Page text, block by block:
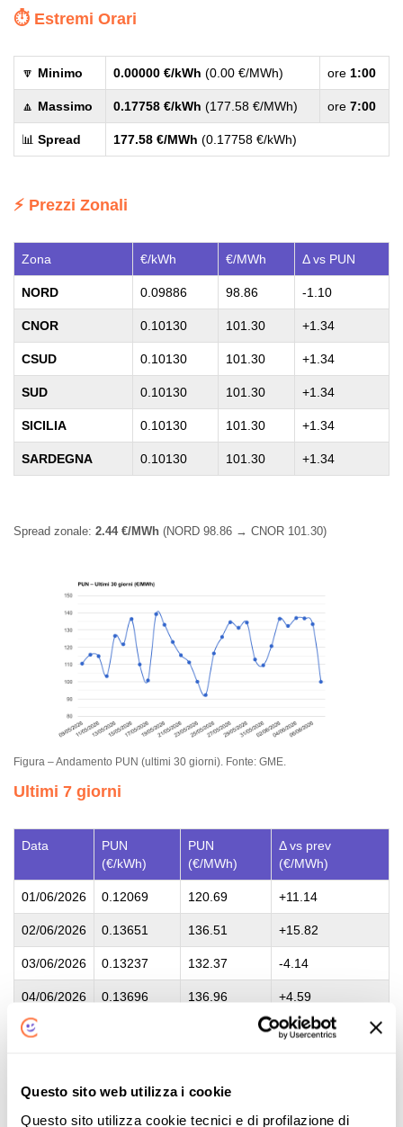
Questo sito web utilizza i cookie
Questo sito utilizza cookie tecnici e di profilazione di
⏱️ Estremi Orari
🔽 Minimo 0.00000 €/kWh (0.00 €/MWh) ore 1:00
🔼 Massimo 0.17758 €/kWh (177.58 €/MWh) ore 7:00
📊 Spread 177.58 €/MWh (0.17758 €/kWh)
⚡ Prezzi Zonali
Zona €/kWh €/MWh Δ vs PUN
NORD 0.09886 98.86 -1.10
CNOR 0.10130 101.30 +1.34
CSUD 0.10130 101.30 +1.34
SUD 0.10130 101.30 +1.34
SICILIA 0.10130 101.30 +1.34
SARDEGNA 0.10130 101.30 +1.34
Spread zonale: 2.44 €/MWh (NORD 98.86 → CNOR 101.30)
Figura – Andamento PUN (ultimi 30 giorni). Fonte: GME.
Ultimi 7 giorni
Data
PUN
(€/kWh)
PUN
(€/MWh)
Δ vs prev
(€/MWh)
01/06/2026 0.12069 120.69 +11.14
02/06/2026 0.13651 136.51 +15.82
03/06/2026 0.13237 132.37 -4.14
04/06/2026 0.13696 136.96 +4.59
05/06/2026 -0.20
07/06/2026 0.09996 99.96